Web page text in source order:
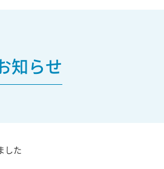
知らせ
した